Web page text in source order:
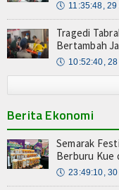
🕔 11:35:48,
Tragedi
Bertambah
🕔 10:52:40,
Berita Ekonomi
Semarak
Berburu Kue
🕔 23:49:10,